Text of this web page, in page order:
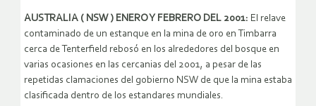
AUSTRALIA ( NSW ) ENERO Y FEBRERO DEL 2001: El relave
contaminado de un estanque en la mina de oro en Timbarra
cerca de Tenterfield rebosó en los alrededores del bosque en
varias ocasiones en las cercanias del 2001, a pesar de las
repetidas clamaciones del gobierno NSW de que la mina estaba
clasificada dentro de los estandares mundiales.